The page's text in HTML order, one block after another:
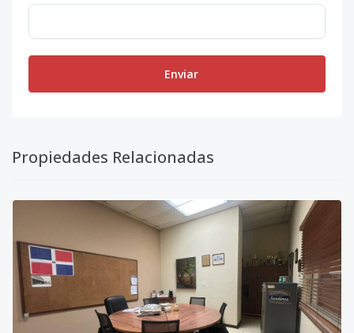
Enviar
Propiedades Relacionadas